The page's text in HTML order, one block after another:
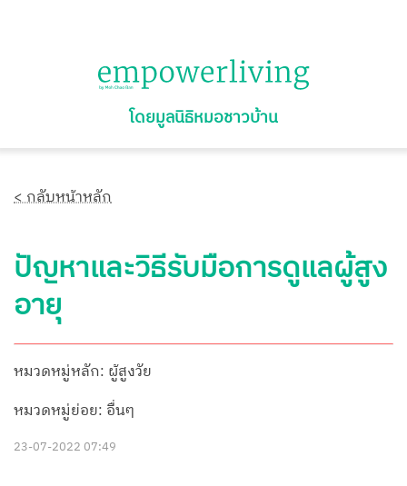
โดยมูลนิธิหมอชาวบ้าน
< กลับหน้าหลัก
ปัญหาและวิธีรับมือการดูแลผู้สูง
อายุ
หมวดหมู่หลัก: ผู้สูงวัย
หมวดหมู่ย่อย: อื่นๆ
23-07-2022 07:49